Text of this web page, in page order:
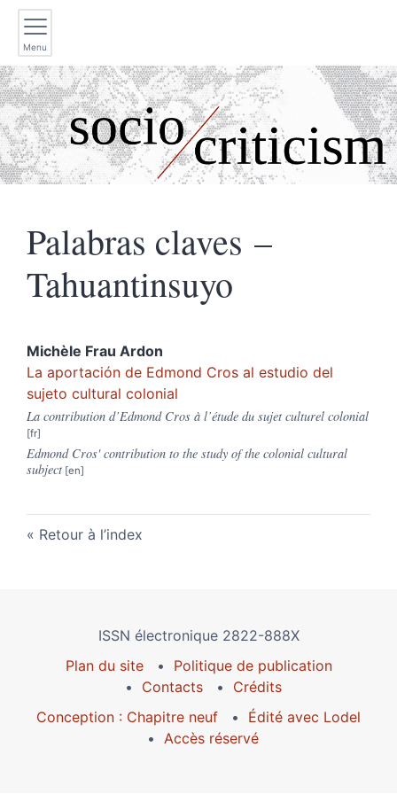
Menu
Palabras claves –
Tahuantinsuyo
Michèle Frau Ardon
La aportaciόn de Edmond Cros al estudio del
sujeto cultural colonial
La contribution d’Edmond Cros à l’étude du sujet culturel colonial
Edmond Cros' contribution to the study of the colonial cultural
subject
Retour à l’index
ISSN électronique 2822-888X
Plan du site
Politique de publication
Contacts
Crédits
Conception : Chapitre neuf
Édité avec Lodel
Accès réservé